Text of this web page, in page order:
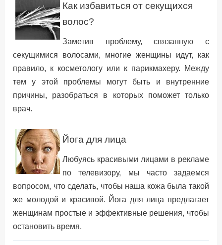
Как избавиться от секущихся
волос?
Заметив проблему, связанную с
секущимися волосами, многие женщины идут, как
правило, к косметологу или к парикмахеру. Между
тем у этой проблемы могут быть и внутренние
причины, разобраться в которых поможет только
врач.
Йога для лица
Любуясь красивыми лицами в рекламе
по телевизору, мы часто задаемся
вопросом, что сделать, чтобы наша кожа была такой
же молодой и красивой. Йога для лица предлагает
женщинам простые и эффективные решения, чтобы
остановить время.